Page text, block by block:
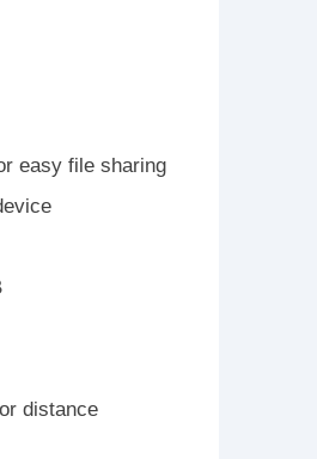
easy file sharing
distance